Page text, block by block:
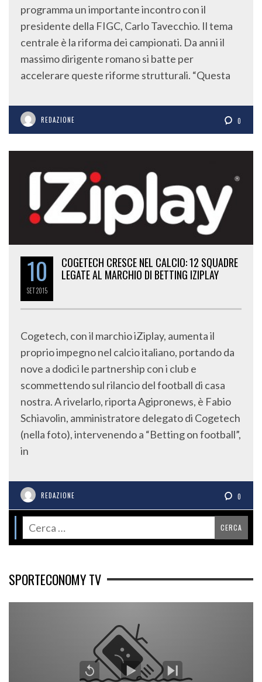
programma un importante incontro con il
presidente della FIGC, Carlo Tavecchio. Il tema
centrale è la riforma dei campionati. Da anni il
massimo dirigente romano si batte per
accelerare queste riforme strutturali. “Questa
REDAZIONE 0
10
SET2015
COGETECH CRESCE NEL CALCIO: 12 SQUADRE
LEGATE AL MARCHIO DI BETTING IZIPLAY
Cogetech, con il marchio iZiplay, aumenta il
proprio impegno nel calcio italiano, portando da
nove a dodici le partnership con i club e
scommettendo sul rilancio del football di casa
nostra. A rivelarlo, riporta Agipronews, è Fabio
Schiavolin, amministratore delegato di Cogetech
(nella foto), intervenendo a “Betting on football”,
in
REDAZIONE 0
SPORTECONOMY TV